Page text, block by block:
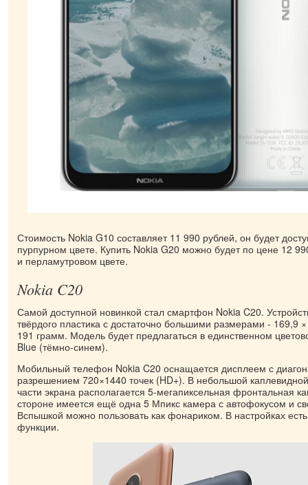
Стоимость Nokia G10 составляет 11 990 рублей, он будет
пурпурном цвете. Купить Nokia G20 можно будет по цене 12
и перламутровом цвете.
Nokia C20
Самой доступной новинкой стал смартфон Nokia C20.
твёрдого пластика с достаточно большими размерами - 169,9
191 грамм. Модель будет предлагаться в единственном
Blue (тёмно-синем).
Мобильный телефон Nokia C20 оснащается дисплеем с
разрешением 720×1440 точек (HD+). В небольшой
части экрана располагается 5-мегапиксельная фронтальная
стороне имеется ещё одна 5 Мпикс камера с автофокусом и
Вспышкой можно пользовать как фонариком. В настройках
функции.